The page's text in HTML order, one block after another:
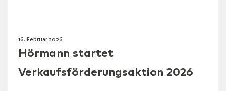
16. Februar 2026
Hörmann startet
Verkaufsförderungsaktion 2026